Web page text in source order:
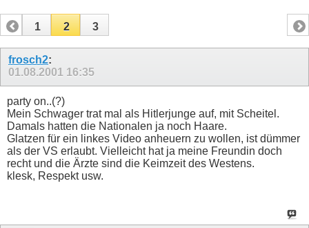
1 2 3
frosch2:
01.08.2001 16:35
party on..(?)
Mein Schwager trat mal als Hitlerjunge auf, mit Scheitel.
Damals hatten die Nationalen ja noch Haare.
Glatzen für ein linkes Video anheuern zu wollen, ist dümmer
als der VS erlaubt. Vielleicht hat ja meine Freundin doch
recht und die Ärzte sind die Keimzeit des Westens.
klesk, Respekt usw.